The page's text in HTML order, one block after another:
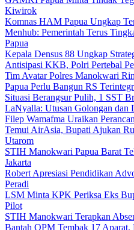
Kiwirok
Komnas HAM Papua Ungkap
Menhub: Pemerintah Terus
Papua
Kepala Densus 88 Ungkap
Antisipasi KKB, Polri Pertebal
Tim Avatar Polres Manokwari
Papua Perlu Bangun RS
Situasi Berangsur Pulih, 1 SST
LaNyalla: Utusan Golongan dan
Filep Wamafma Uraikan
Temui AirAsia, Bupati Ajukan
Utarom
STIH Manokwari Papua Barat
Jakarta
Robert Apresiasi Pendidikan
Peradi
LSM Minta KPK Periksa Eks
Pilot
STIH Manokwari Terapkan
Bantah OPM Tembak 17 Aparat,